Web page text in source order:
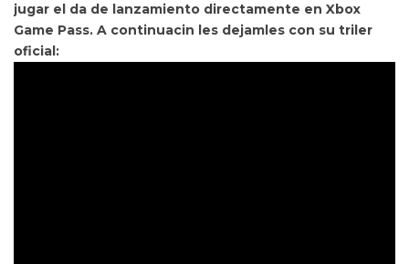
jugar el da de lanzamiento directamente en Xbox
Game Pass. A continuacin les dejamles con su triler
oficial: